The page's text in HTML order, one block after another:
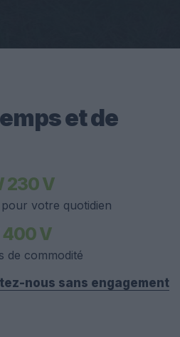
et de
230 V
votre quotidien
400 V
de commodité
nous sans engagement